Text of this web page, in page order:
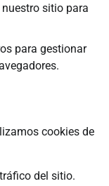
sitio para
para gestionar
cookies de
del sitio.